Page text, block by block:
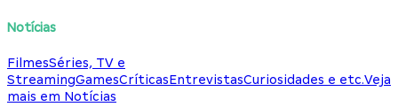
Notícias
FilmesSéries, TV e
StreamingGamesCríticasEntrevistasCuriosidades e etc.Veja
mais em Notícias